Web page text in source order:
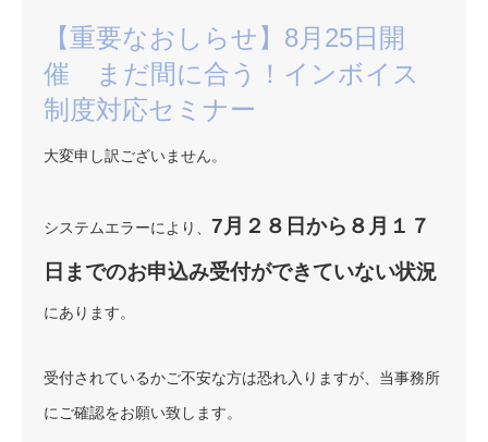
【重要なおしらせ】8月25日開
催 まだ間に合う！インボイス
制度対応セミナー
大変申し訳ございません。
システムエラーにより、 7月２８日から８月１７
日までのお申込み受付ができていない状況
にあります。
受付されているかご不安な方は恐れ入りますが、当事務所
にご確認をお願い致します。